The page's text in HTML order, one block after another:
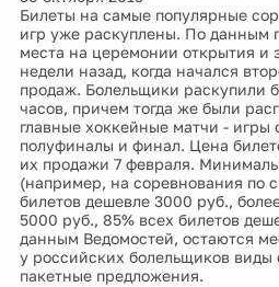
Билеты на самые популярные
игр уже раскуплены. По данным
места на церемонии открытия и
недели назад, когда начался
продаж. Болельщики раскупили
часов, причем тогда же были
главные хоккейные матчи - игры
полуфиналы и финал. Цена
их продажи 7 февраля.
(например, на соревнования по
билетов дешевле 3000 руб.,
5000 руб., 85% всех билетов
данным Ведомостей, остаются
у российских болельщиков виды
пакетные предложения.